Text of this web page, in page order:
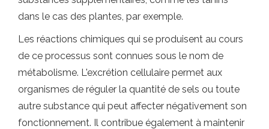
dans le cas des plantes, par exemple.
Les réactions chimiques qui se produisent au cours
de ce processus sont connues sous le nom de
métabolisme. L'excrétion cellulaire permet aux
organismes de réguler la quantité de sels ou toute
autre substance qui peut affecter négativement son
fonctionnement. Il contribue également à maintenir